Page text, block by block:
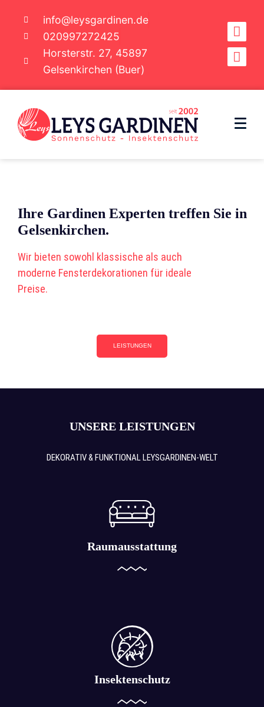
info@leysgardinen.de
020997272425
Horsterstr. 27, 45897
Gelsenkirchen (Buer)
Ihre Gardinen Experten treffen Sie in
Gelsenkirchen.
Wir bieten sowohl klassische als auch
moderne Fensterdekorationen für ideale
Preise.
LEISTUNGEN
UNSERE LEISTUNGEN
DEKORATIV & FUNKTIONAL LEYSGARDINEN-WELT
Raumausstattung
Insektenschutz